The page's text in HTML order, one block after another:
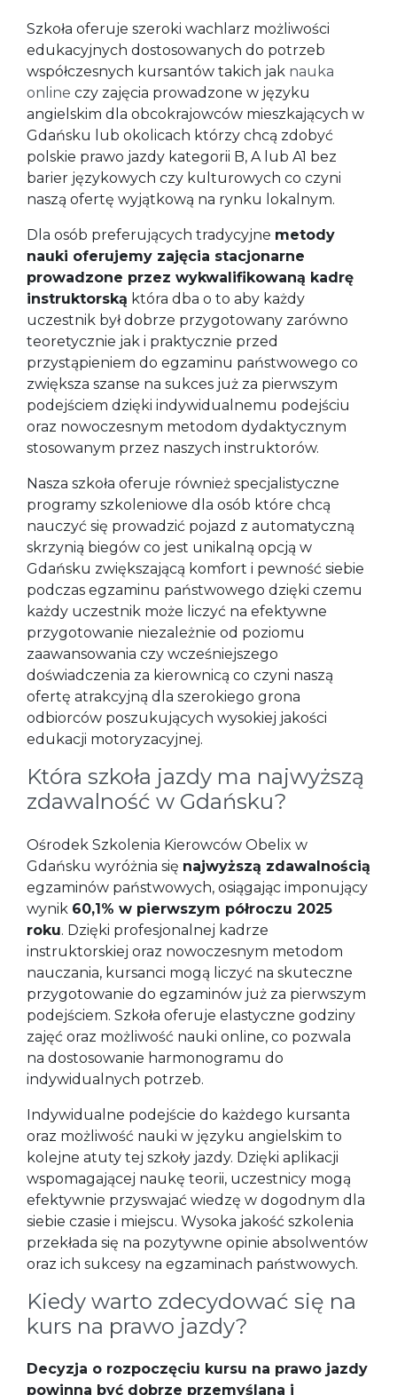
Szkoła oferuje szeroki wachlarz możliwości
edukacyjnych dostosowanych do potrzeb
współczesnych kursantów takich jak nauka
online czy zajęcia prowadzone w języku
angielskim dla obcokrajowców mieszkających w
Gdańsku lub okolicach którzy chcą zdobyć
polskie prawo jazdy kategorii B, A lub A1 bez
barier językowych czy kulturowych co czyni
naszą ofertę wyjątkową na rynku lokalnym.
Dla osób preferujących tradycyjne metody
nauki oferujemy zajęcia stacjonarne
prowadzone przez wykwalifikowaną kadrę
instruktorską która dba o to aby każdy
uczestnik był dobrze przygotowany zarówno
teoretycznie jak i praktycznie przed
przystąpieniem do egzaminu państwowego co
zwiększa szanse na sukces już za pierwszym
podejściem dzięki indywidualnemu podejściu
oraz nowoczesnym metodom dydaktycznym
stosowanym przez naszych instruktorów.
Nasza szkoła oferuje również specjalistyczne
programy szkoleniowe dla osób które chcą
nauczyć się prowadzić pojazd z automatyczną
skrzynią biegów co jest unikalną opcją w
Gdańsku zwiększającą komfort i pewność siebie
podczas egzaminu państwowego dzięki czemu
każdy uczestnik może liczyć na efektywne
przygotowanie niezależnie od poziomu
zaawansowania czy wcześniejszego
doświadczenia za kierownicą co czyni naszą
ofertę atrakcyjną dla szerokiego grona
odbiorców poszukujących wysokiej jakości
edukacji motoryzacyjnej.
Która szkoła jazdy ma najwyższą
zdawalność w Gdańsku?
Ośrodek Szkolenia Kierowców Obelix w
Gdańsku wyróżnia się najwyższą zdawalnością
egzaminów państwowych, osiągając imponujący
wynik 60,1% w pierwszym półroczu 2025
roku. Dzięki profesjonalnej kadrze
instruktorskiej oraz nowoczesnym metodom
nauczania, kursanci mogą liczyć na skuteczne
przygotowanie do egzaminów już za pierwszym
podejściem. Szkoła oferuje elastyczne godziny
zajęć oraz możliwość nauki online, co pozwala
na dostosowanie harmonogramu do
indywidualnych potrzeb.
Indywidualne podejście do każdego kursanta
oraz możliwość nauki w języku angielskim to
kolejne atuty tej szkoły jazdy. Dzięki aplikacji
wspomagającej naukę teorii, uczestnicy mogą
efektywnie przyswajać wiedzę w dogodnym dla
siebie czasie i miejscu. Wysoka jakość szkolenia
przekłada się na pozytywne opinie absolwentów
oraz ich sukcesy na egzaminach państwowych.
Kiedy warto zdecydować się na
kurs na prawo jazdy?
Decyzja o rozpoczęciu kursu na prawo jazdy
powinna być dobrze przemyślana i